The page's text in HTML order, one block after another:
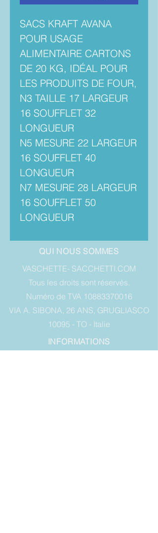
SACS KRAFT AVANA
POUR USAGE
ALIMENTAIRE CARTONS
DE 20 KG, IDÉAL POUR
LES PRODUITS DE FOUR,
N3 TAILLE 17 LARGEUR
16 SOUFFLET 32
LONGUEUR
N5 MESURE 22 LARGEUR
16 SOUFFLET 40
LONGUEUR
N7 MESURE 28 LARGEUR
16 SOUFFLET 50
LONGUEUR
QUI NOUS SOMMES
VASCHETTE- SACCHETTI.COM
Tous les droits sont réservés.
Numéro de TVA 10883370016
VIA A. SIBONA, 26 ANS, GRUGLIASCO
10095 - TO - Italie
INFORMATIONS